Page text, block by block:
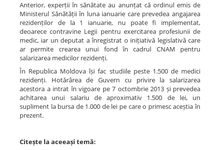
Anterior, experții în sănătate au anunțat că ordinul emis de
Ministerul Sănătății în luna ianuarie care prevedea angajarea
rezidenților de la 1 ianuarie, nu poate fi implementat,
deoarece contravine Legii pentru exercitarea profesiunii de
medic, iar un deputat a înregistrat o inițiativă legislativă care
ar permite crearea unui fond în cadrul CNAM pentru
salarizarea medicilor rezidenți.
În Republica Moldova își fac studiile peste 1.500 de medici
rezidenți. Hotărârea de Guvern cu privire la salarizarea
acestora a intrat în vigoare pe 7 octombrie 2013 și prevedea
achitarea unui salariu de aproximativ 1.500 de lei, un
supliment la bursa de 1.000 de lei pe care o primesc aceștia în
prezent.
Citește la aceeași temă: